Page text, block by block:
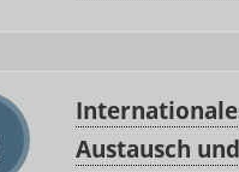
Austausch